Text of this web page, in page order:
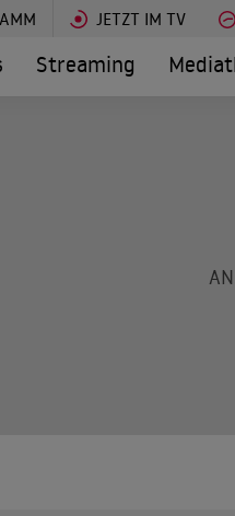
JETZT IM TV
Streaming